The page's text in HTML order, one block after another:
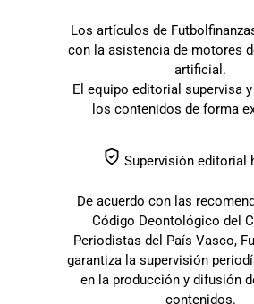
Los artículos de
con la asistencia de motores
artificial.
El equipo editorial supervisa
los contenidos de forma
Supervisión editorial
De acuerdo con las
Código Deontológico del
Periodistas del País Vasco,
garantiza la supervisión
en la producción y difusión
contenidos.